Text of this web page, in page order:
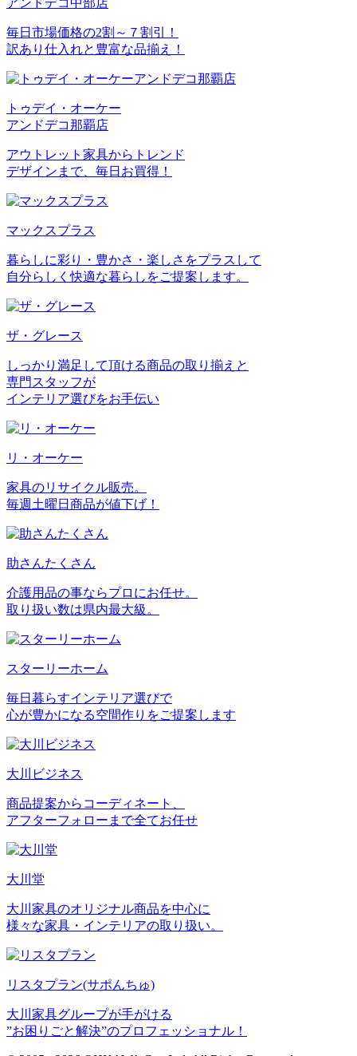
アンドデコ中部店
毎日市場価格の2割～７割引！
訳あり仕入れと豊富な品揃え！
トゥデイ・オーケー
アンドデコ那覇店
アウトレット家具からトレンド
デザインまで、毎日お買得！
マックスプラス
暮らしに彩り・豊かさ・楽しさをプラスして
自分らしく快適な暮らしをご提案します。
ザ・グレース
しっかり満足して頂ける商品の取り揃えと
専門スタッフが
インテリア選びをお手伝い
リ・オーケー
家具のリサイクル販売。
毎週土曜日商品が値下げ！
助さんたくさん
介護用品の事ならプロにお任せ。
取り扱い数は県内最大級。
スターリーホーム
毎日暮らすインテリア選びで
心が豊かになる空間作りをご提案します
大川ビジネス
商品提案からコーディネート、
アフターフォローまで全てお任せ
大川堂
大川家具のオリジナル商品を中心に
様々な家具・インテリアの取り扱い。
リスタプラン(サポんちゅ)
大川家具グループが手がける
”お困りごと解決”のプロフェッショナル！